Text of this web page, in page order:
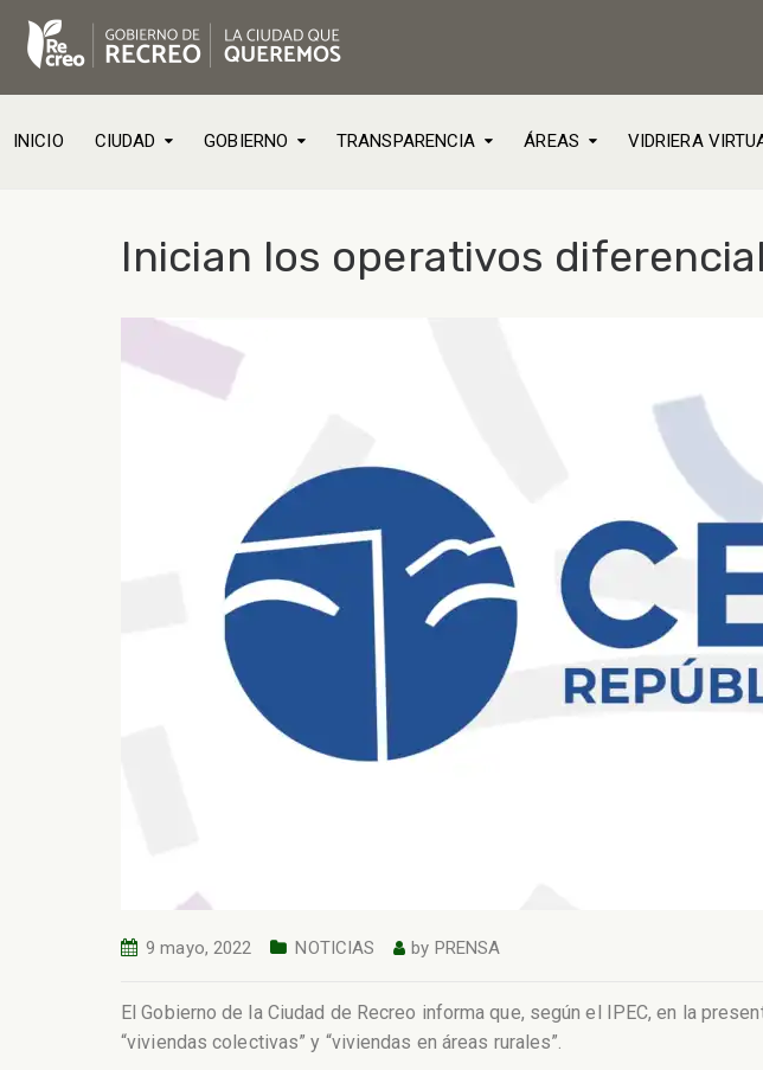
INICIO CIUDAD GOBIERNO TRANSPARENCIA ÁREAS VIDRIERA
Inician los operativos
9 mayo, 2022 NOTICIAS by PRENSA
El Gobierno de la Ciudad de Recreo informa que, según el IPEC, en la
“viviendas colectivas” y “viviendas en áreas rurales”.